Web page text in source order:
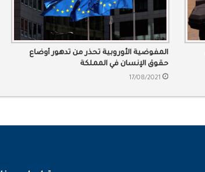
المفوضية الأوروبية تحذر من تدهور أوضاع
حقوق الإنسان في المملكة
17/08/2021